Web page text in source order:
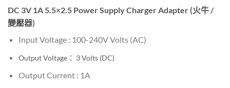
DC 3V 1A 5.5×2.5 Power Supply Charger Adapter (火牛 /
變壓器)
Input Voltage : 100-240VVolts (AC)
Output Voltage： 3Volts (DC)
Output Current : 1A